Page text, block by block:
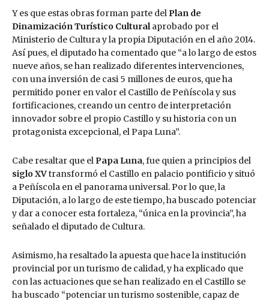
Y es que estas obras forman parte del Plan de
Dinamización Turístico Culturalaprobado por el
Ministerio de Cultura y la propia Diputación en el año 2014.
Así pues, el diputado ha comentado que “a lo largo de estos
nueve años, se han realizado diferentes intervenciones,
con una inversión de casi 5 millones de euros, que ha
permitido poner en valor el Castillo de Peñíscola y sus
fortificaciones, creando un centro de interpretación
innovador sobre el propio Castillo y su historia con un
protagonista excepcional, el Papa Luna”.
Cabe resaltar que el Papa Luna, fue quien a principios del
siglo XVtransformó el Castillo en palacio pontificio y situó
a Peñíscola en el panorama universal. Por lo que, la
Diputación, a lo largo de este tiempo, ha buscado potenciar
y dar a conocer esta fortaleza, “única en la provincia”, ha
señalado el diputado de Cultura.
Asimismo, ha resaltado la apuesta que hace la institución
provincial por un turismo de calidad, y ha explicado que
con las actuaciones que se han realizado en el Castillo se
ha buscado “potenciar un turismo sostenible, capaz de